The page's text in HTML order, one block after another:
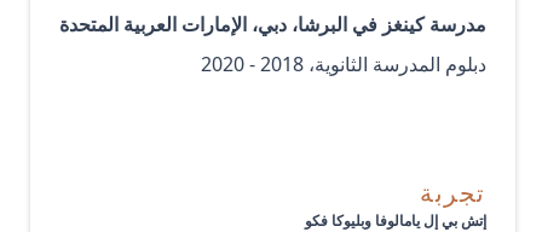
مدرسة كينغز في البرشا، دبي، الإمارات العربية المتحدة
دبلوم المدرسة الثانوية، 2018 - 2020
تجربة
إتش بي إل يامالوفا وبليوكا فكو